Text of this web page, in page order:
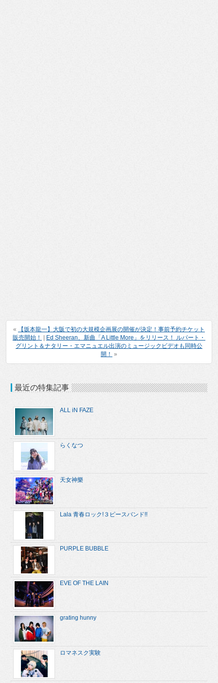
«
【坂本龍一】大阪で初の大規模企画展の開催が決定！事前予約チケット
販売開始！
Ed Sheeran、新曲「A Little More」をリリース！ ルパート・
グリント＆ナタリー・エマニュエル出演のミュージックビデオも同時公
開！ »
最近の特集記事
ALL iN FAZE
らくなつ
天女神樂
Lala 青春ロック!３ピースバンド!!
PURPLE BUBBLE
EVE OF THE LAIN
grating hunny
ロマネスク実験